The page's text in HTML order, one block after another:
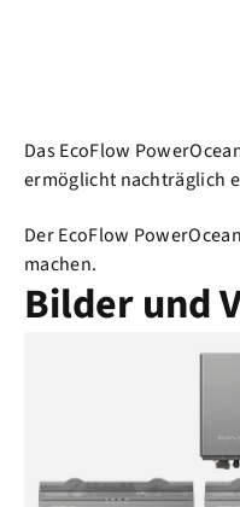
Das EcoFlow
ermöglicht nachträglich
Der EcoFlow
machen.
Bilder und